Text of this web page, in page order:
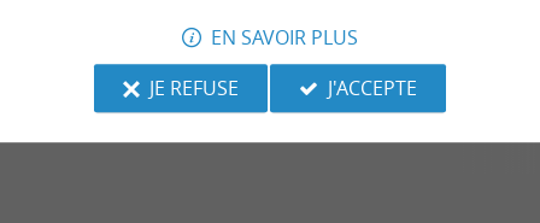
EN SAVOIR PLUS
JE REFUSE
J'ACCEPTE